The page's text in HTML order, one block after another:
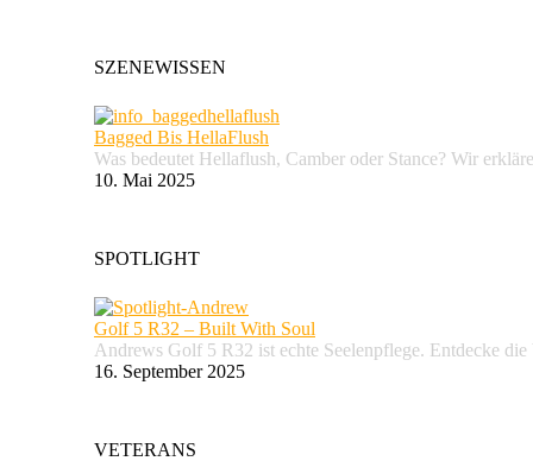
SZENEWISSEN
Bagged Bis HellaFlush
Was bedeutet Hellaflush, Camber oder Stance? Wir
10. Mai 2025
SPOTLIGHT
Golf 5 R32 – Built With Soul
Andrews Golf 5 R32 ist echte Seelenpflege. Entdecke
16. September 2025
VETERANS